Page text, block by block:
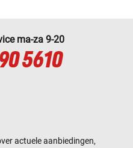
ma-za 9-20
5610
actuele aanbiedingen,